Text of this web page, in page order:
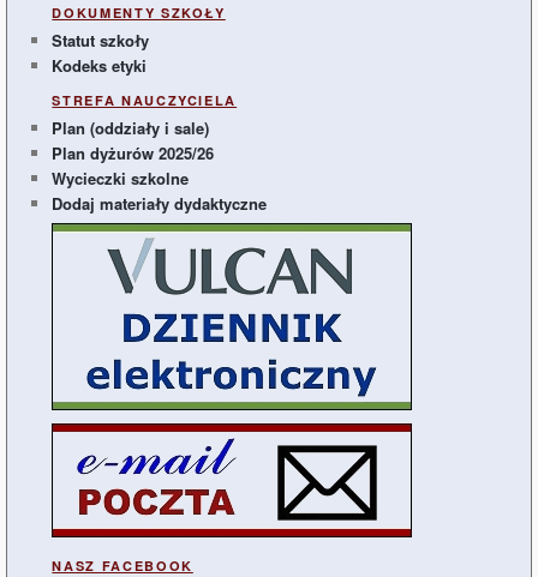
DOKUMENTY SZKOŁY
Statut szkoły
Kodeks etyki
STREFA NAUCZYCIELA
Plan (oddziały i sale)
Plan dyżurów 2025/26
Wycieczki szkolne
Dodaj materiały dydaktyczne
NASZ FACEBOOK